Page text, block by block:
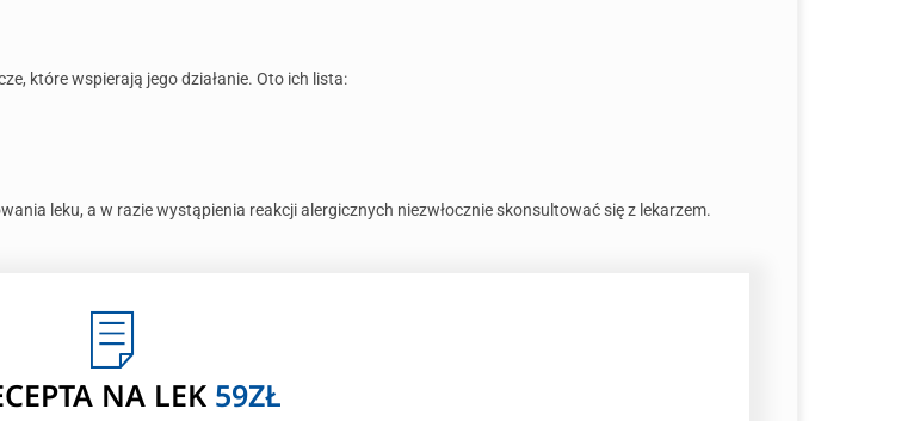
które wspierają jego działanie. Oto ich lista:
leku, a w razie wystąpienia reakcji alergicznych niezwłocznie skonsultować się z lekarzem.
NA LEK 59ZŁ